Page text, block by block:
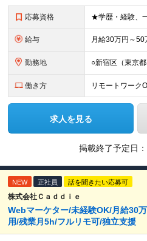
応募資格
給与
勤務地
働き方 リモートワーク
求人を見る
掲載終了予定日：
NEW 正社員 話を聞きたい応募可
株式会社Ｃａｄｄｉｅ
Webマーケター/未経験OK/月給30
用/残業月5h/フルリモ可/独立支援